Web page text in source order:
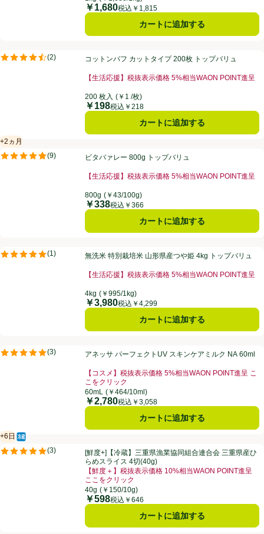
価格
￥1,680税込￥1,815
カートに追加する
コットンパフ カットタイプ 200枚 トップバリュ
(2)
評価は2件のレビューで5点中4.5点。コットンパフ カットタイプ 200枚 トップバリュ
【生活応援】税抜表示価格 5%相当WAON POINT進呈
200 枚入 (￥1 /枚)
価格
￥198税込￥218
カートに追加する
ビタバァレー 800g トップバリュ
+2ヵ月
賞味・消費期限保証：2ヵ月
(9)
評価は9件のレビューで5点中4.9点。ビタバァレー 800g トップバリュ
【生活応援】税抜表示価格 5%相当WAON POINT進呈
800g (￥43/100g)
価格
￥338税込￥366
カートに追加する
無洗米 特別栽培米 山形県産つや姫 4kg トップバリュ
(1)
評価は1件のレビューで5点中5.0点。無洗米 特別栽培米 山形県産つや姫 4kg トップバリュ
【生活応援】税抜表示価格 5%相当WAON POINT進呈
4kg (￥995/1kg)
価格
￥3,980税込￥4,299
カートに追加する
アネッサ パーフェクトUV スキンケアミルク NA 60ml
(3)
評価は3件のレビューで5点中5.0点。アネッサ パーフェクトUV スキンケアミルク NA 60ml
【コスメ】税抜表示価格 5%相当WAON POINT進呈 こ
こをクリック
60mL (￥464/10ml)
価格
￥2,780税込￥3,058
カートに追加する
[鮮度+]【冷蔵】三重県漁業協同組合連合会 三重県産ひらめスライス 4
+6日
賞味・消費期限保証：6日
冷蔵食品
(3)
評価は3件のレビューで5点中5.0点。[鮮度+]【冷蔵】三重県漁業協同組合連合会 三重県産ひ
らめスライス 4切(40g)
【鮮度＋】税抜表示価格 10%相当WAON POINT進呈
ここをクリック
40g (￥150/10g)
価格
￥598税込￥646
カートに追加する